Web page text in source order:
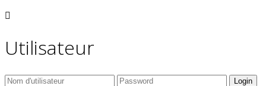
Utilisateur